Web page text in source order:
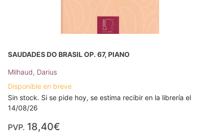
SAUDADES DO BRASIL OP. 67, PIANO
Milhaud, Darius
Disponible en breve
Sin stock. Si se pide hoy, se estima recibir en la librería el
14/08/26
PVP. 18,40€